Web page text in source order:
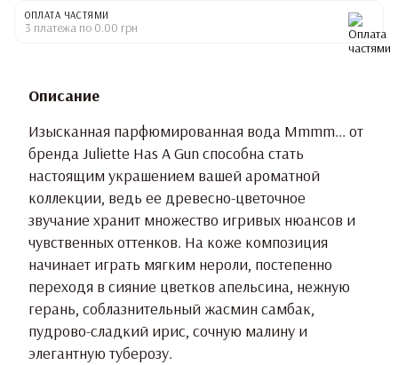
ОПЛАТА ЧАСТЯМИ
3 платежа по 0.00 грн
Описание
Изысканная парфюмированная вода Mmmm... от
бренда Juliette Has A Gun способна стать
настоящим украшением вашей ароматной
коллекции, ведь ее древесно-цветочное
звучание хранит множество игривых нюансов и
чувственных оттенков. На коже композиция
начинает играть мягким нероли, постепенно
переходя в сияние цветков апельсина, нежную
герань, соблазнительный жасмин самбак,
пудрово-сладкий ирис, сочную малину и
элегантную туберозу.